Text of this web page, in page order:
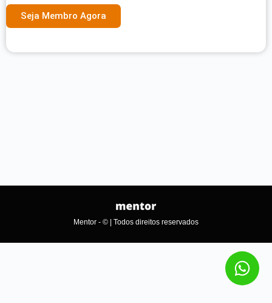
Seja Membro Agora
Mentor - © | Todos direitos reservados